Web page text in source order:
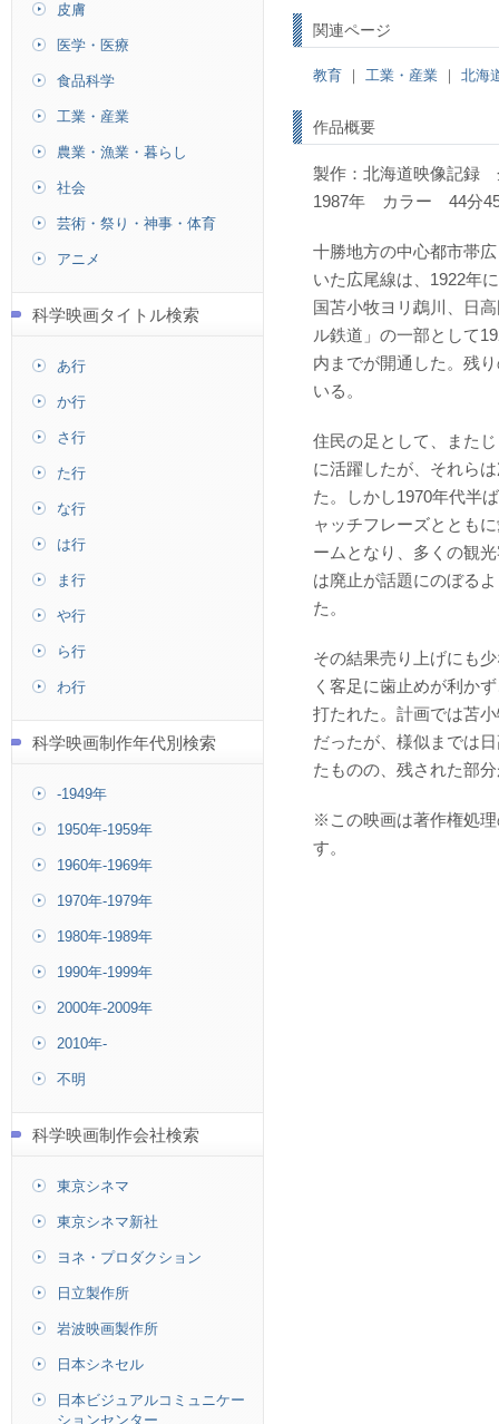
関連ページ
教育 ｜ 工業・産業 ｜ 北海
作品概要
製作：北海道映像記録
1987年 カラー 44分
十勝地方の中心都市帯
いた広尾線は、1922年
国苫小牧ヨリ鵡川、日
ル鉄道」の一部として
内までが開通した。残
いる。
住民の足として、また
に活躍したが、それら
た。しかし1970年代半
ャッチフレーズととも
ームとなり、多くの観
は廃止が話題にのぼる
た。
その結果売り上げにも
く客足に歯止めが利か
打たれた。計画では苫
だったが、様似までは
たものの、残された部
※この映画は著作権処
す。
皮膚
医学・医療
食品科学
工業・産業
農業・漁業・暮らし
社会
芸術・祭り・神事・体育
アニメ
科学映画タイトル検索
あ行
か行
さ行
た行
な行
は行
ま行
や行
ら行
わ行
科学映画制作年代別検索
-1949年
1950年-1959年
1960年-1969年
1970年-1979年
1980年-1989年
1990年-1999年
2000年-2009年
2010年-
不明
科学映画制作会社検索
東京シネマ
東京シネマ新社
ヨネ・プロダクション
日立製作所
岩波映画製作所
日本シネセル
日本ビジュアルコミュニケー
ションセンター